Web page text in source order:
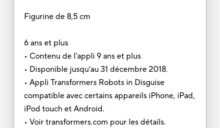
Figurine de 8,5 cm
6 ans et plus
• Contenu de l'appli 9 ans et plus
• Disponible jusqu’au 31 décembre 2018.
• Appli Transformers Robots in Disguise
compatible avec certains appareils iPhone, iPad,
iPod touch et Android.
• Voir transformers.com pour les détails.